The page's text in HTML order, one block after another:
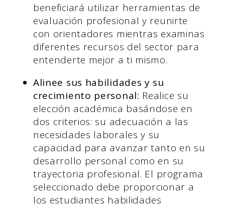
beneficiará utilizar herramientas de
evaluación profesional y reunirte
con orientadores mientras examinas
diferentes recursos del sector para
entenderte mejor a ti mismo.
Alinee sus habilidades y su
crecimiento personal: Realice su
elección académica basándose en
dos criterios: su adecuación a las
necesidades laborales y su
capacidad para avanzar tanto en su
desarrollo personal como en su
trayectoria profesional. El programa
seleccionado debe proporcionar a
los estudiantes habilidades